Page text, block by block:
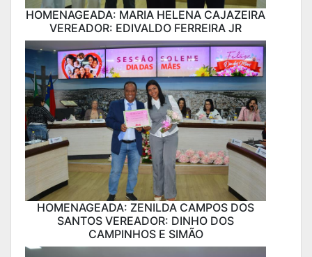
HOMENAGEADA: MARIA HELENA CAJAZEIRA
VEREADOR: EDIVALDO FERREIRA JR
HOMENAGEADA: ZENILDA CAMPOS DOS
SANTOS VEREADOR: DINHO DOS
CAMPINHOS E SIMÃO